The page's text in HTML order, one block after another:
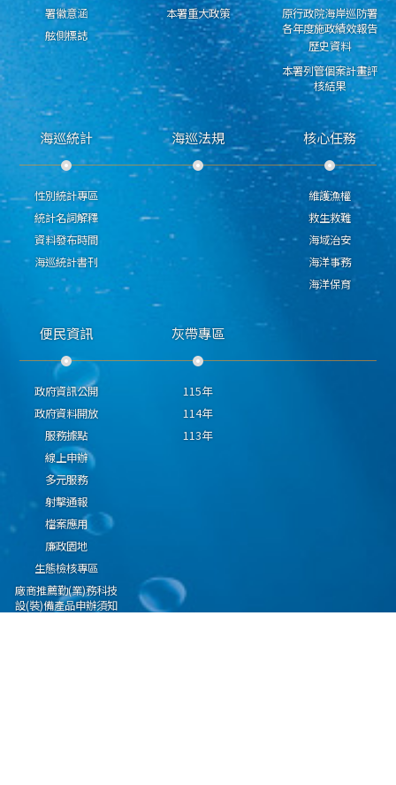
署徽意涵
舷側標誌
本署重大政策
原行政院海岸巡防署
各年度施政績效報告
歷史資料
本署列管個案計畫評
核結果
海巡統計
性別統計專區
統計名詞解釋
資料發布時間
海巡統計書刊
海巡法規 核心任務
維護漁權
救生救難
海域治安
海洋事務
海洋保育
便民資訊
政府資訊公開
政府資料開放
服務據點
線上申辦
多元服務
射擊通報
檔案應用
廉政園地
生態檢核專區
廠商推薦勤(業)務科技
設(裝)備產品申辦須知
灰帶專區
115年
114年
113年